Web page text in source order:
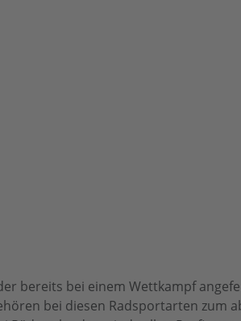
bereits bei einem Wettkampf
bei diesen Radsportarten